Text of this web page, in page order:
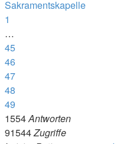
Sakramentskapelle
1
…
45
46
47
48
49
1554Antworten
91544Zugriffe